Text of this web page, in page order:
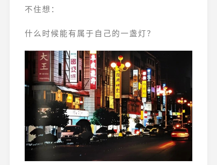
不住想：
什么时候能有属于自己的一盏灯？